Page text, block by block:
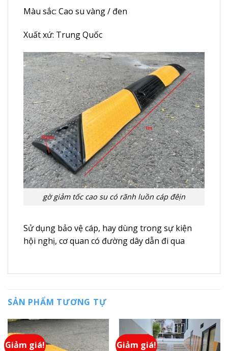
Màu sắc: Cao su vàng / đen
Xuất xứ: Trung Quốc
gờ giảm tốc cao su có rãnh luồn cáp đêịn
Sử dụng bảo vệ cáp, hay dùng trong sự kiện
hội nghị, cơ quan có đường dây dẫn đi qua
SẢN PHẨM TƯƠNG TỰ
Giảm giá! Giảm giá!